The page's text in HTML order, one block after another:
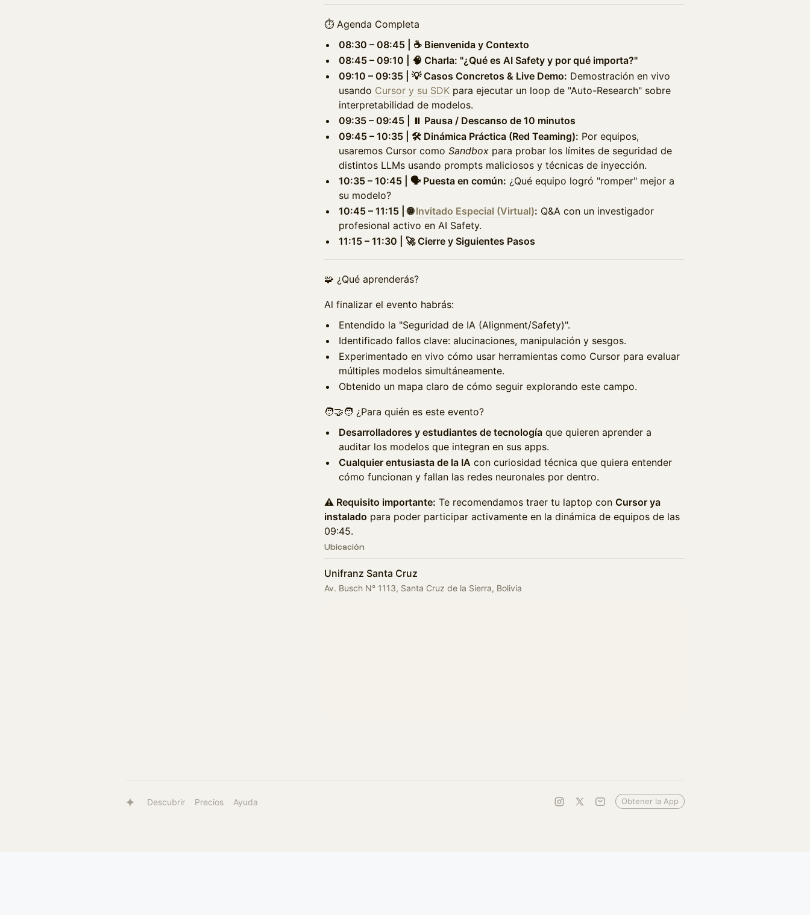
⏱️ Agenda Completa
08:30 – 08:45 | ☕ Bienvenida y Contexto
08:45 – 09:10 | 🧠 Charla: "¿Qué es AI Safety y por qué importa?"
09:10 – 09:35 | 💡 Casos Concretos & Live Demo: Demostración en vivo
usando Cursor y su SDK para ejecutar un loop de "Auto-Research" sobre
interpretabilidad de modelos.
09:35 – 09:45 | ⏸️ Pausa / Descanso de 10 minutos
09:45 – 10:35 | 🛠️ Dinámica Práctica (Red Teaming): Por equipos,
usaremos Cursor como Sandbox para probar los límites de seguridad de
distintos LLMs usando prompts maliciosos y técnicas de inyección.
10:35 – 10:45 | 🗣️ Puesta en común: ¿Qué equipo logró "romper" mejor a
su modelo?
10:45 – 11:15 | 🌐Invitado Especial (Virtual): Q&A con un investigador
profesional activo en AI Safety.
11:15 – 11:30 | 🚀 Cierre y Siguientes Pasos
🧩 ¿Qué aprenderás?
Al finalizar el evento habrás:
Entendido la "Seguridad de IA (Alignment/Safety)".
Identificado fallos clave: alucinaciones, manipulación y sesgos.
Experimentado en vivo cómo usar herramientas como Cursor para evaluar
múltiples modelos simultáneamente.
Obtenido un mapa claro de cómo seguir explorando este campo.
🧑‍🤝‍🧑 ¿Para quién es este evento?
Desarrolladores y estudiantes de tecnología que quieren aprender a
auditar los modelos que integran en sus apps.
Cualquier entusiasta de la IA con curiosidad técnica que quiera entender
cómo funcionan y fallan las redes neuronales por dentro.
⚠️ Requisito importante: Te recomendamos traer tu laptop con Cursor ya
instalado para poder participar activamente en la dinámica de equipos de las
09:45.
Ubicación
Unifranz Santa Cruz
Av. Busch N° 1113, Santa Cruz de la Sierra, Bolivia
Descubrir Precios Ayuda Obtener la App